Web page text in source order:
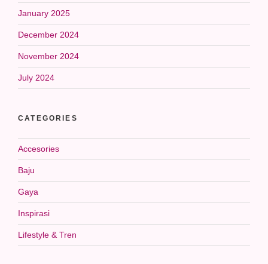
January 2025
December 2024
November 2024
July 2024
CATEGORIES
Accesories
Baju
Gaya
Inspirasi
Lifestyle & Tren